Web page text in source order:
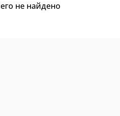
не найдено